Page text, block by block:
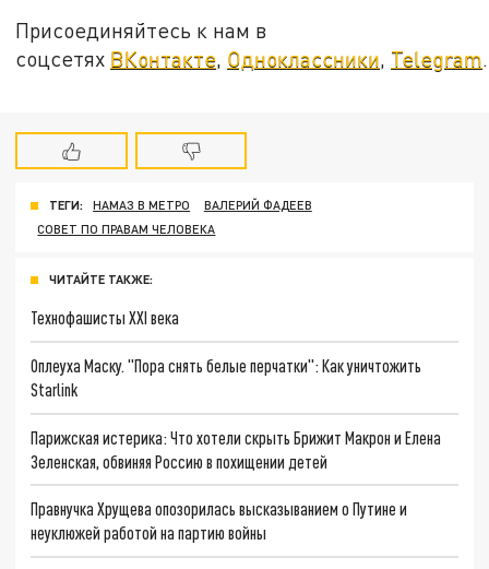
Присоединяйтесь к нам в
соцсетях ВКонтакте, Одноклассники, Telegram.
ТЕГИ: НАМАЗ В МЕТРО
ВАЛЕРИЙ ФАДЕЕВ
СОВЕТ ПО ПРАВАМ ЧЕЛОВЕКА
ЧИТАЙТЕ ТАКЖЕ:
Технофашисты XXI века
Оплеуха Маску. "Пора снять белые перчатки": Как уничтожить
Starlink
Парижская истерика: Что хотели скрыть Брижит Макрон и Елена
Зеленская, обвиняя Россию в похищении детей
Правнучка Хрущева опозорилась высказыванием о Путине и
неуклюжей работой на партию войны